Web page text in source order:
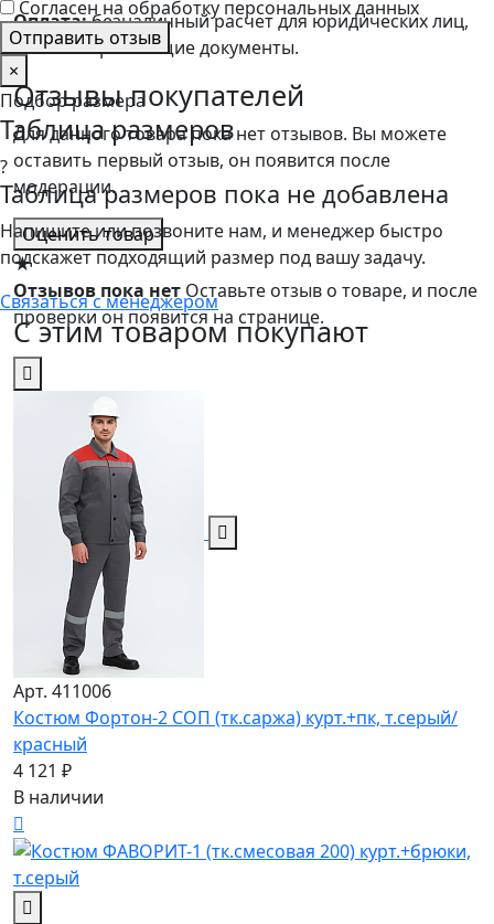
Оплата:безналичный расчет для юридических лиц,
счет и закрывающие документы.
Отзывы покупателей
Для данного товара пока нет отзывов. Вы можете
оставить первый отзыв, он появится после
модерации.
Оценить товар
★
Отзывов пока нет Оставьте отзыв о товаре, и после
проверки он появится на странице.
Согласен на обработку персональных данных
Отправить отзыв
×
Подбор размера
Таблица размеров
?
Таблица размеров пока не добавлена
Напишите или позвоните нам, и менеджер быстро
подскажет подходящий размер под вашу задачу.
Связаться с менеджером
С этим товаром покупают
Арт. 411006
Костюм Фортон-2 СОП (тк.саржа) курт.+пк, т.серый/
красный
4 121 ₽
В наличии